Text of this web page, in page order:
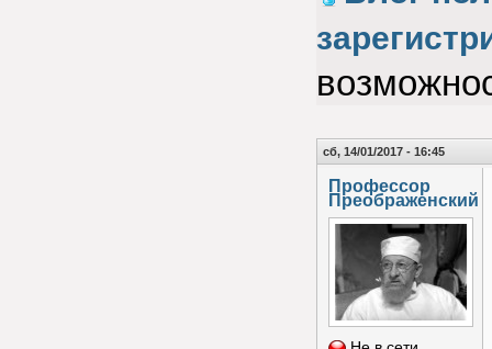
сб, 14/01/2017 - 16:45
Профессор
Преображенский